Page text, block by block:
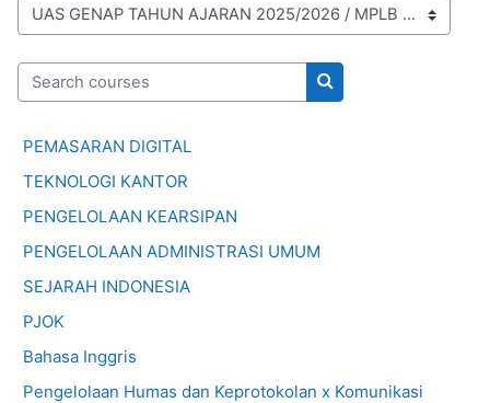
Course categories
Search courses
Search courses
PEMASARAN DIGITAL
TEKNOLOGI KANTOR
PENGELOLAAN KEARSIPAN
PENGELOLAAN ADMINISTRASI UMUM
SEJARAH INDONESIA
PJOK
Bahasa Inggris
Pengelolaan Humas dan Keprotokolan x Komunikasi